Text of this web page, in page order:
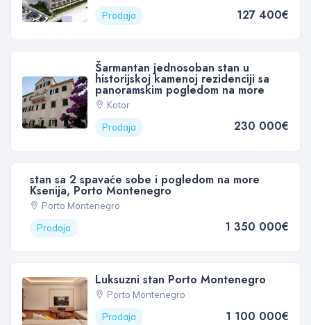
Prodaja
127 400€
Šarmantan jednosoban stan u
historijskoj kamenoj rezidenciji sa
panoramskim pogledom na more
Kotor
Prodaja
230 000€
stan sa 2 spavaće sobe i pogledom na more
Ksenija, Porto Montenegro
Porto Montenegro
Prodaja
1 350 000€
Luksuzni stan Porto Montenegro
Porto Montenegro
Prodaja
1 100 000€